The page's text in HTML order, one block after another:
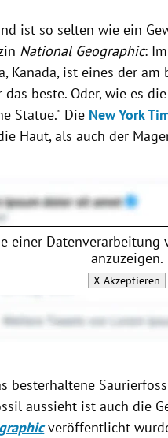
ist so selten wie ein
National Geographic: Im
Kanada, ist eines der am
beste. Oder, wie es die
Statue." Die New York
Haut, als auch der
einer Datenverarbeitung
anzuzeigen.
X Akzeptieren
besterhaltene
aussieht ist auch die
veröffentlicht